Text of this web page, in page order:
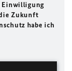
Einwilligung
Zukunft
habe ich